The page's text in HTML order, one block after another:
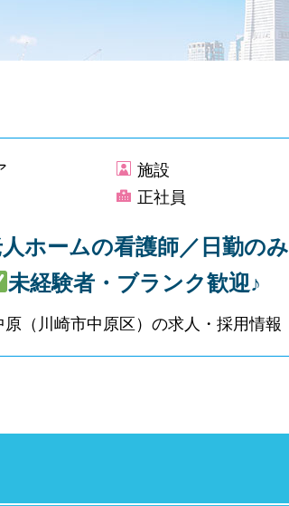
施設
正社員
ホームの看護師／日勤のみ
未経験者・ブランク歓迎♪
（川崎市中原区）の求人・採用情報